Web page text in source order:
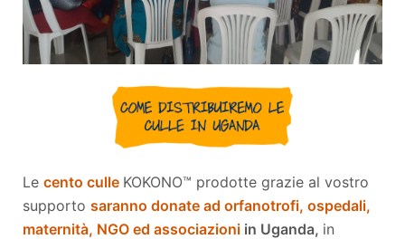
Le cento culle KOKONO™ prodotte grazie al vostro
supporto saranno donate ad orfanotrofi, ospedali,
maternità, NGO ed associazioni in Uganda, in